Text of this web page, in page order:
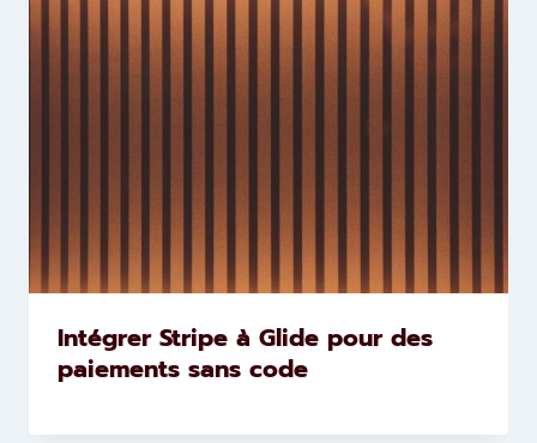
Intégrer Stripe à Glide pour des
paiements sans code